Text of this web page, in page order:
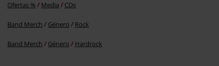
Ofertas % Media CDs
Band Merch Género Rock
Band Merch Género Hardrock